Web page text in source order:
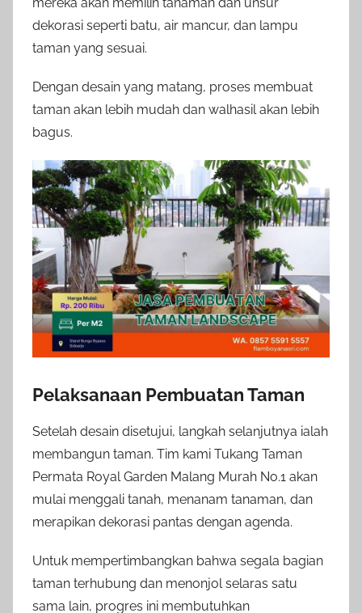
dekorasi seperti batu, air mancur, dan lampu
taman yang sesuai.
Dengan desain yang matang, proses membuat
taman akan lebih mudah dan walhasil akan lebih
bagus.
Pelaksanaan Pembuatan Taman
Setelah desain disetujui, langkah selanjutnya ialah
membangun taman. Tim kami Tukang Taman
Permata Royal Garden Malang Murah No.1 akan
mulai menggali tanah, menanam tanaman, dan
merapikan dekorasi pantas dengan agenda.
Untuk mempertimbangkan bahwa segala bagian
taman terhubung dan menonjol selaras satu
sama lain, progres ini membutuhkan